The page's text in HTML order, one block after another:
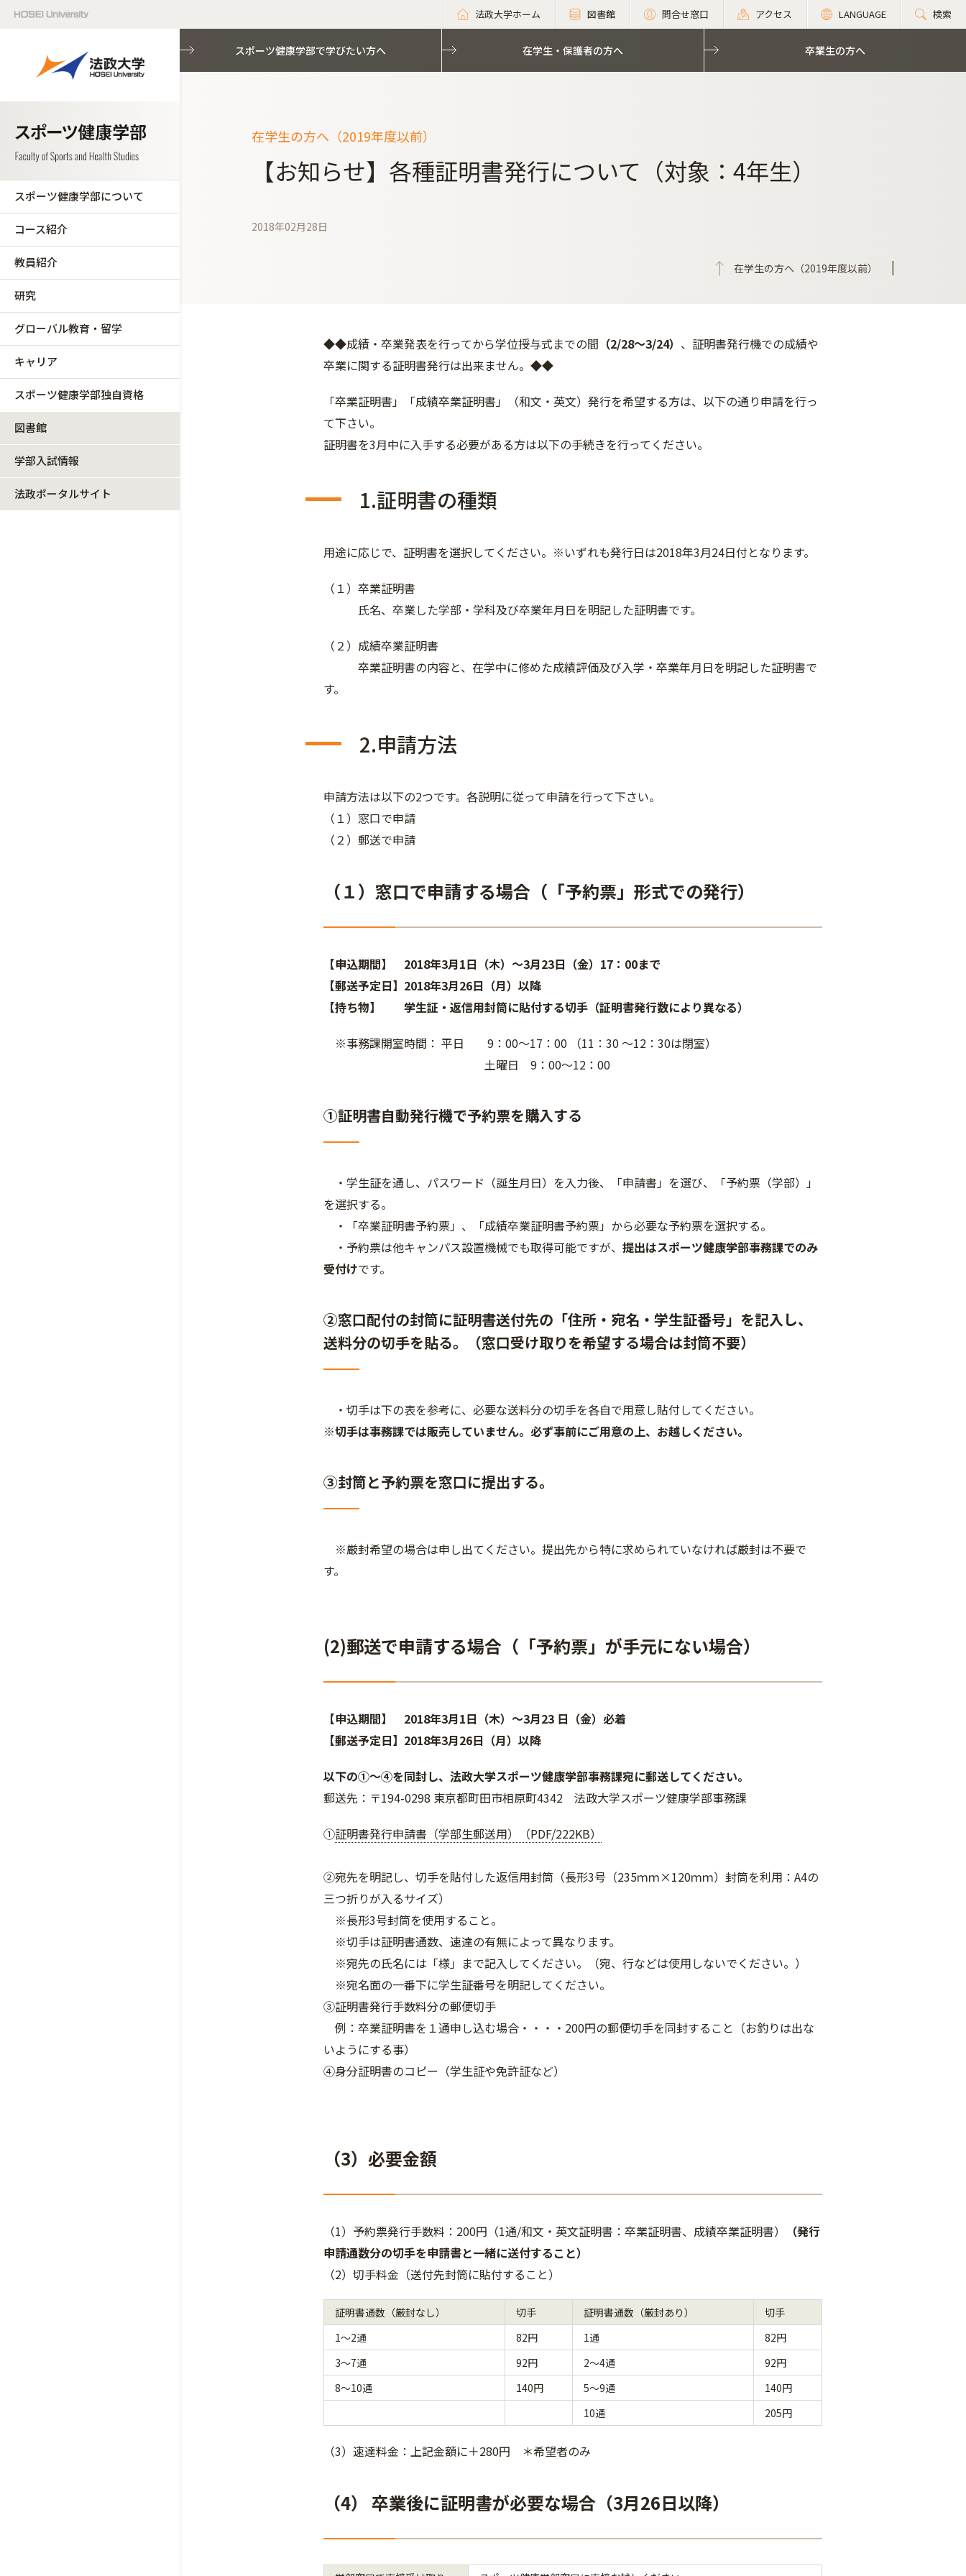
法政大学ホーム 図書館 問合せ窓口 アクセス LANGUAGE 検索
スポーツ健康学部について
コース紹介
教員紹介
研究
グローバル教育・留学
キャリア
スポーツ健康学部独自資格
図書館
学部入試情報
法政ポータルサイト
スポーツ健康学部で学びたい方へ 在学生・保護者の方へ 卒業生の方へ
在学生の方へ（2019年度以前）
【お知らせ】各種証明書発行について（対象：4年生）
2018年02月28日
在学生の方へ（2019年度以前）
◆◆成績・卒業発表を行ってから学位授与式までの間 （2/28～3/24） 、証明書発行機での成績や
卒業に関する証明書発行は出来ません。◆◆
「卒業証明書」「成績卒業証明書」（和文・英文）発行を希望する方は、以下の通り申請を行っ
て下さい。
証明書を3月中に入手する必要がある方は以下の手続きを行ってください。
1.証明書の種類
用途に応じで、証明書を選択してください。※いずれも発行日は2018年3月24日付となります。
（１）卒業証明書
氏名、卒業した学部・学科及び卒業年月日を明記した証明書です。
（２）成績卒業証明書
卒業証明書の内容と、在学中に修めた成績評価及び入学・卒業年月日を明記した証明書で
す。
2.申請方法
申請方法は以下の2つです。各説明に従って申請を行って下さい。
（１）窓口で申請
（２）郵送で申請
（１）窓口で申請する場合（「予約票」形式での発行）
【申込期間】 2018年3月1日（木）～3月23日（金）17：00まで
【郵送予定日】2018年3月26日（月）以降
【持ち物】 学生証・返信用封筒に貼付する切手（証明書発行数により異なる）
※事務課開室時間： 平日 9：00～17：00 （11：30 ～12：30は閉室）
土曜日 9：00～12：00
①証明書自動発行機で予約票を購入する
・学生証を通し、パスワード（誕生月日）を入力後、「申請書」を選び、「予約票（学部）」
を選択する。
・「卒業証明書予約票」、「成績卒業証明書予約票」から必要な予約票を選択する。
・予約票は他キャンパス設置機械でも取得可能ですが、 提出はスポーツ健康学部事務課でのみ
受付けです。
②窓口配付の封筒に証明書送付先の「住所・宛名・学生証番号」を記入し、
送料分の切手を貼る。（窓口受け取りを希望する場合は封筒不要）
・切手は下の表を参考に、必要な送料分の切手を各自で用意し貼付してください。
※切手は事務課では販売していません。必ず事前にご用意の上、お越しください。
③封筒と予約票を窓口に提出する。
※厳封希望の場合は申し出てください。提出先から特に求められていなければ厳封は不要で
す。
(2)郵送で申請する場合（「予約票」が手元にない場合）
【申込期間】 2018年3月1日（木）～3月23 日（金） 必着
【郵送予定日】2018年3月26日（月）以降
以下の①～④を同封し、法政大学スポーツ健康学部事務課宛に郵送してください。
郵送先：〒194-0298 東京都町田市相原町4342 法政大学スポーツ健康学部事務課
①証明書発行申請書（学部生郵送用）（PDF/222KB）
②宛先を明記し、切手を貼付した返信用封筒（長形3号（235ｍｍ×120ｍｍ）封筒を利用：A4の
三つ折りが入るサイズ）
※長形3号封筒を使用すること。
※切手は証明書通数、速達の有無によって異なります。
※宛先の氏名には「様」まで記入してください。（宛、行などは使用しないでください。）
※宛名面の一番下に学生証番号を明記してください。
③証明書発行手数料分の郵便切手
例：卒業証明書を１通申し込む場合・・・・200円の郵便切手を同封すること（お釣りは出な
いようにする事）
④身分証明書のコピー（学生証や免許証など）
（3）必要金額
（1） 予約票発行手数料：200円 （1通/和文・英文証明書：卒業証明書、成績卒業証明書） （発行
申請通数分の切手を申請書と一緒に送付すること）
（2） 切手料金（送付先封筒に貼付すること）
証明書通数（厳封なし） 切手 証明書通数（厳封あり）
切手
1～2通
82円 1通
82円
3～7通
92円 2～4通
92円
8～10通
140円 5～9通
140円
10通
205円
（3）速達料金：上記金額に＋280円 ＊希望者のみ
（4） 卒業後に証明書が必要な場合（3月26日以降）